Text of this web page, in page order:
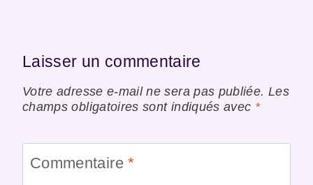
Laisser un commentaire
Votre adresse e-mail ne sera pas publiée. Les
champs obligatoires sont indiqués avec *
Commentaire*